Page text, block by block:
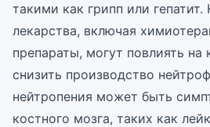
такими как грипп или
лекарства, включая
препараты, могут повлиять на
снизить производство
нейтропения может быть
костного мозга, таких как